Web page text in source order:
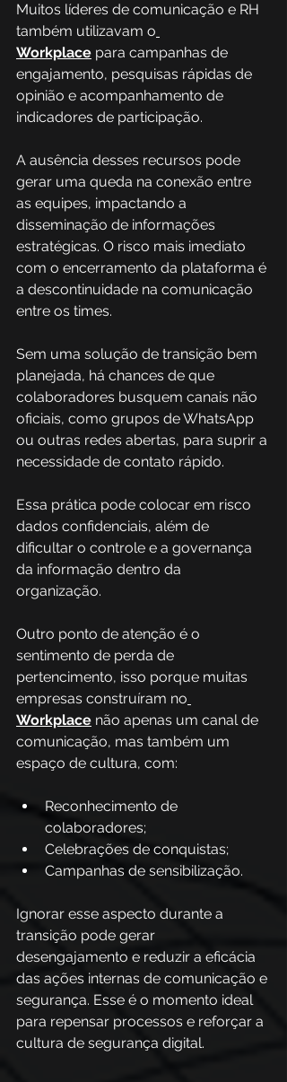
Muitos líderes de comunicação e RH
também utilizavam o
Workplace para campanhas de
engajamento, pesquisas rápidas de
opinião e acompanhamento de
indicadores de participação.
A ausência desses recursos pode
gerar uma queda na conexão entre
as equipes, impactando a
disseminação de informações
estratégicas. O risco mais imediato
com o encerramento da plataforma é
a descontinuidade na comunicação
entre os times.
Sem uma solução de transição bem
planejada, há chances de que
colaboradores busquem canais não
oficiais, como grupos de WhatsApp
ou outras redes abertas, para suprir a
necessidade de contato rápido.
Essa prática pode colocar em risco
dados confidenciais, além de
dificultar o controle e a governança
da informação dentro da
organização.
Outro ponto de atenção é o
sentimento de perda de
pertencimento, isso porque muitas
empresas construíram no
Workplace não apenas um canal de
comunicação, mas também um
espaço de cultura, com:
Reconhecimento de
colaboradores;
Celebrações de conquistas;
Campanhas de sensibilização.
Ignorar esse aspecto durante a
transição pode gerar
desengajamento e reduzir a eficácia
das ações internas de comunicação e
segurança. Esse é o momento ideal
para repensar processos e reforçar a
cultura de segurança digital.